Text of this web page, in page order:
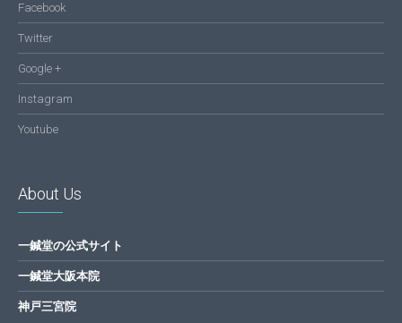
Facebook
Twitter
Google +
Instagram
Youtube
About Us
一鍼堂の公式サイト
一鍼堂大阪本院
神戸三宮院